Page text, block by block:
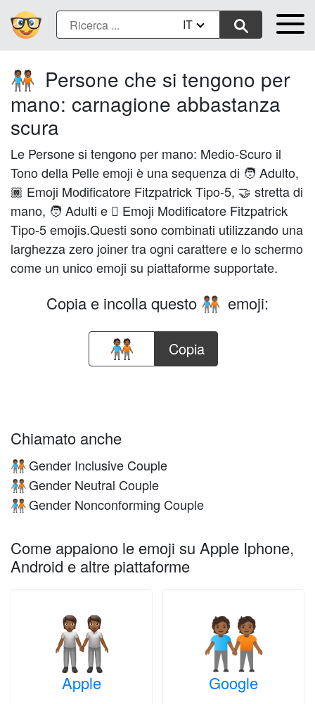
IT
🧑🏾‍🤝‍🧑🏾 Persone che si tengono per
mano: carnagione abbastanza
scura
Le Persone si tengono per mano: Medio-Scuro il
Tono della Pelle emoji è una sequenza di 🧑 Adulto,
🏾 Emoji Modificatore Fitzpatrick Tipo-5, 🤝 stretta di
mano, 🧑 Adulti e 🏾 Emoji Modificatore Fitzpatrick
Tipo-5 emojis.Questi sono combinati utilizzando una
larghezza zero joiner tra ogni carattere e lo schermo
come un unico emoji su piattaforme supportate.
Copia e incolla questo 🧑🏾‍🤝‍🧑🏾 emoji:
Copia
Chiamato anche
🧑🏾‍🤝‍🧑🏾Gender Inclusive Couple
🧑🏾‍🤝‍🧑🏾Gender Neutral Couple
🧑🏾‍🤝‍🧑🏾Gender Nonconforming Couple
Come appaiono le emoji su Apple Iphone,
Android e altre piattaforme
Apple Google